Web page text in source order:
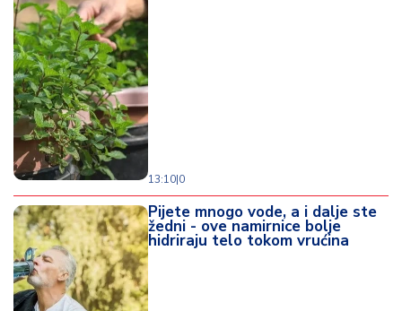
13:10|0
Pijete mnogo vode, a i dalje ste
žedni - ove namirnice bolje
hidriraju telo tokom vrućina